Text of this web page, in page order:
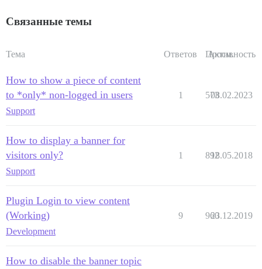
Связанные темы
Тема Ответов Просм.
Активность
How to show a piece of content
to *only* non-logged in users
Support
1 573
08.02.2023
How to display a banner for
visitors only?
Support
1 892
18.05.2018
Plugin Login to view content
(Working)
Development
9 960
23.12.2019
How to disable the banner topic